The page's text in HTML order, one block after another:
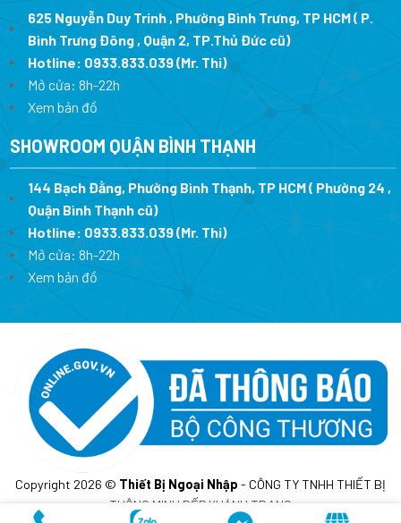
625 Nguyễn Duy Trinh , Phường Bình Trưng, TP HCM ( P.
Bình Trưng Đông , Quận 2, TP.Thủ Đức cũ)
Hotline: 0933.833.039(Mr. Thi)
Mở cửa: 8h-22h
Xem bản đồ
SHOWROOM QUẬN BÌNH THẠNH
144 Bạch Đằng, Phường Bình Thạnh, TP HCM ( Phường 24 ,
Quận Bình Thạnh cũ)
Hotline: 0933.833.039(Mr. Thi)
Mở cửa: 8h-22h
Xem bản đồ
Copyright 2026 © Thiết Bị Ngoại Nhập - CÔNG TY TNHH THIẾT BỊ
THÔNG MINH BẾP KHÁNH TRANG